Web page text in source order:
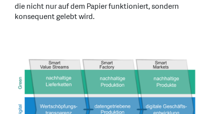
die nicht nur auf dem Papier funktioniert, sondern
konsequent gelebt wird.